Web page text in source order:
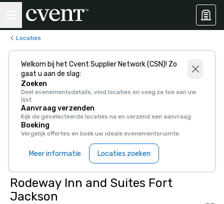
Locaties
Welkom bij het Cvent Supplier Network (CSN)! Zo
gaat u aan de slag:
Zoeken
Deel evenementsdetails, vind locaties en voeg ze toe aan uw
lijst
Aanvraag verzenden
Kijk de geselecteerde locaties na en verzend een aanvraag
Boeking
Vergelijk offertes en boek uw ideale evenementsruimte
Meer informatie Locaties zoeken
Rodeway Inn and Suites Fort
Jackson